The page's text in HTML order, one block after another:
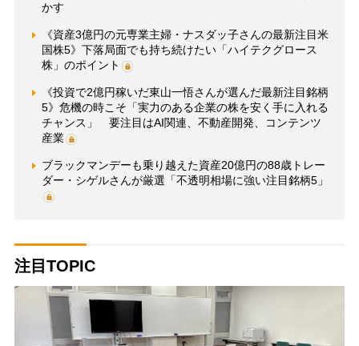
かす
《資産3億円の元専業主婦・ナスダッ子さんの最新注目米
国株5》下落局面でも持ち続けたい「ハイテクグロース
株」のポイント
《投資で2億円稼いだ東山一悟さんが選んだ最新注目銘柄
5》危機の時こそ「実力のある企業の株を安く手に入れる
チャンス」 要注目はAI関連、不動産開発、コンテンツ
産業
ブラックマンデーも乗り越えた資産20億円の88歳トレー
ダー・シゲルさんが厳選「不透明相場に強い注目銘柄5」
注目TOPIC